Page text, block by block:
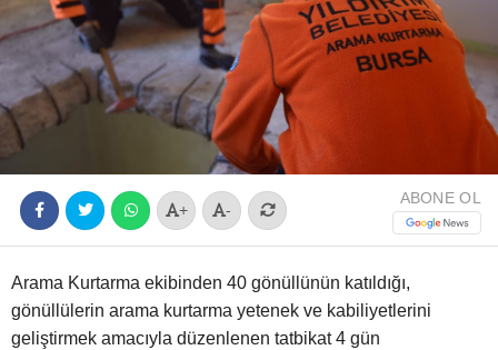
+ -
ABONE OL
Arama Kurtarma ekibinden 40 gönüllünün katıldığı,
gönüllülerin arama kurtarma yetenek ve kabiliyetlerini
geliştirmek amacıyla düzenlenen tatbikat 4 gün